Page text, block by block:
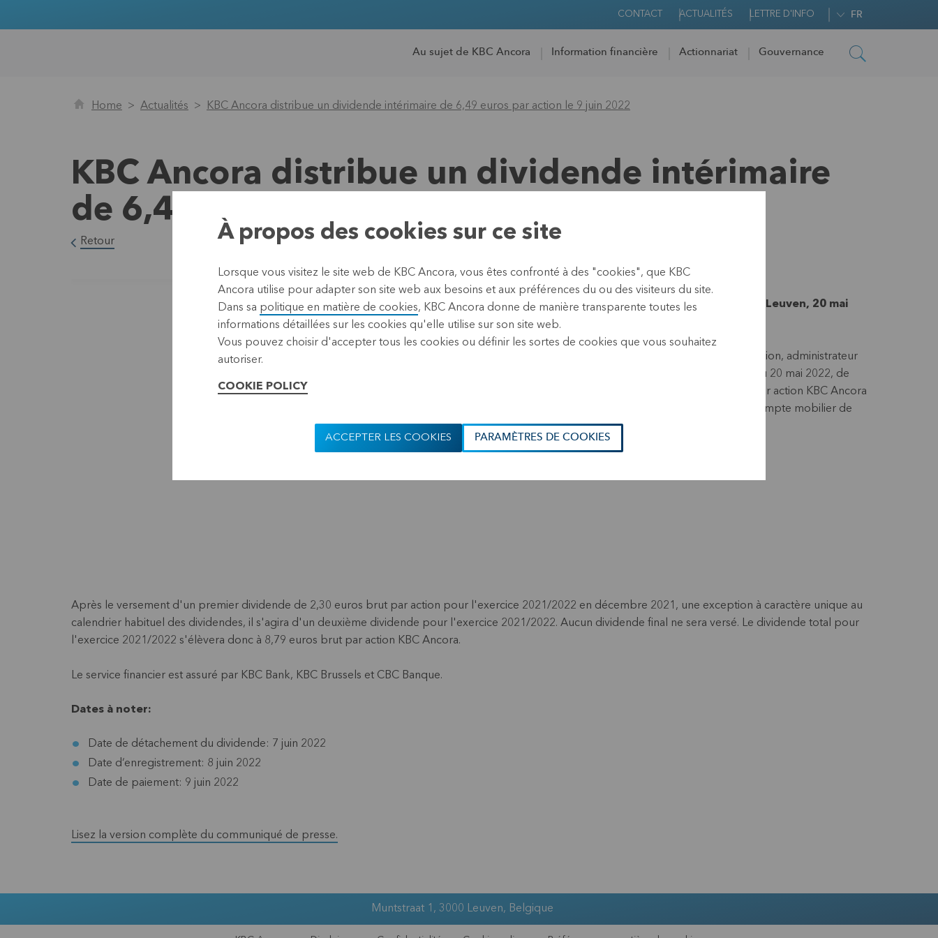
CONTACT ACTUALITÉS LETTRE D'INFO FR
Au sujet de KBC Ancora Information financière Actionnariat Gouvernance
Home Actualités KBC Ancora distribue un dividende intérimaire de 6,49 euros par action le 9 juin 2022
KBC Ancora distribue un dividende intérimaire
de 6,49 euros par action le 9 juin 2022
Retour
20 mai 2022
Information réglementée, information privilégiée, Leuven, 20 mai
2022 (17.40 CEST)
Le Conseil d'administration d'Almancora Société de gestion, administrateur
statutaire de KBC Ancora, a décidé, lors de sa réunion du 20 mai 2022, de
distribuer un dividende intérimaire brut de 6,49 euros par action KBC Ancora
le 9 juin 2022. Le coupon net, après déduction du précompte mobilier de
30%, s’élève à 4,543 euros par action.
Après le versement d'un premier dividende de 2,30 euros brut par action pour l'exercice 2021/2022 en décembre 2021, une exception à caractère unique au
calendrier habituel des dividendes, il s'agira d'un deuxième dividende pour l'exercice 2021/2022. Aucun dividende final ne sera versé. Le dividende total pour
l'exercice 2021/2022 s'élèvera donc à 8,79 euros brut par action KBC Ancora.
Le service financier est assuré par KBC Bank, KBC Brussels et CBC Banque.
Dates à noter:
Date de détachement du dividende: 7 juin 2022
Date d‘enregistrement: 8 juin 2022
Date de paiement: 9 juin 2022
Lisez la version complète du communiqué de presse.
Muntstraat 1, 3000 Leuven, Belgique
À propos des cookies sur ce site
Lorsque vous visitez le site web de KBC Ancora, vous êtes confronté à des "cookies", que KBC
Ancora utilise pour adapter son site web aux besoins et aux préférences du ou des visiteurs du site.
Dans sa politique en matière de cookies, KBC Ancora donne de manière transparente toutes les
informations détaillées sur les cookies qu'elle utilise sur son site web.
Vous pouvez choisir d'accepter tous les cookies ou définir les sortes de cookies que vous souhaitez
autoriser.
COOKIE POLICY
ACCEPTER LES COOKIES PARAMÈTRES DE COOKIES